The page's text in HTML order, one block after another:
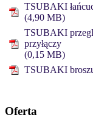
TSUBAKI
(4,90 MB)
TSUBAKI
przyłączy
(0,15 MB)
TSUBAKI
Oferta